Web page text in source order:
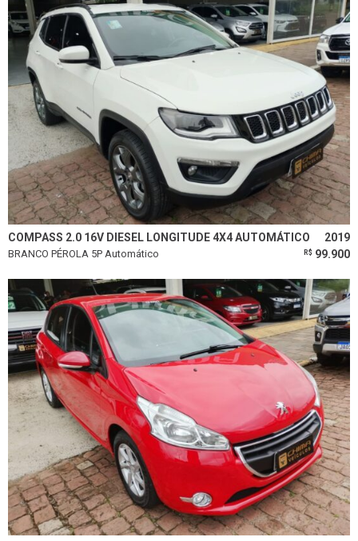
COMPASS 2.0 16V DIESEL LONGITUDE 4X4 AUTOMÁTICO 2019
BRANCO PÉROLA 5P Automático R$ 99.900